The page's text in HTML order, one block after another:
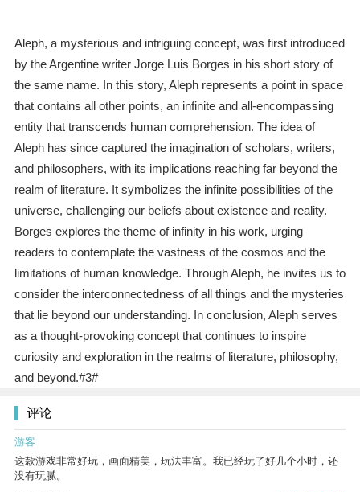
Aleph, a mysterious and intriguing concept, was first introduced
by the Argentine writer Jorge Luis Borges in his short story of
the same name. In this story, Aleph represents a point in space
that contains all other points, an infinite and all-encompassing
entity that transcends human comprehension. The idea of
Aleph has since captured the imagination of scholars, writers,
and philosophers, with its implications reaching far beyond the
realm of literature. It symbolizes the infinite possibilities of the
universe, challenging our beliefs about existence and reality.
Borges explores the theme of infinity in his work, urging
readers to contemplate the vastness of the cosmos and the
limitations of human knowledge. Through Aleph, he invites us to
consider the interconnectedness of all things and the mysteries
that lie beyond our understanding. In conclusion, Aleph serves
as a thought-provoking concept that continues to inspire
curiosity and exploration in the realms of literature, philosophy,
and beyond.#3#
评论
游客
这款游戏非常好玩，画面精美，玩法丰富。我已经玩了好几个小时，还
没有玩腻。